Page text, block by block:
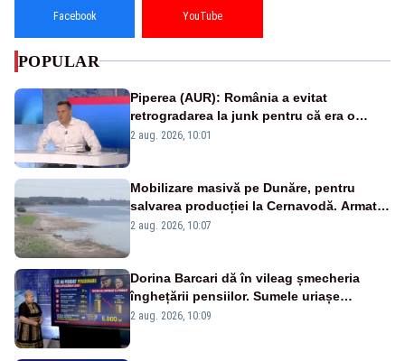
Facebook YouTube
POPULAR
Piperea (AUR): România a evitat
retrogradarea la junk pentru că era o
catastrofă pentru bănci și fondurile de
2 aug. 2026, 10:01
Mobilizare masivă pe Dunăre, pentru
salvarea producției la Cernavodă. Armata
va detona o stâncă și va devia apa
2 aug. 2026, 10:07
Dorina Barcari dă în vileag șmecheria
înghețării pensiilor. Sumele uriașe
pierdute de fiecare român
2 aug. 2026, 10:09